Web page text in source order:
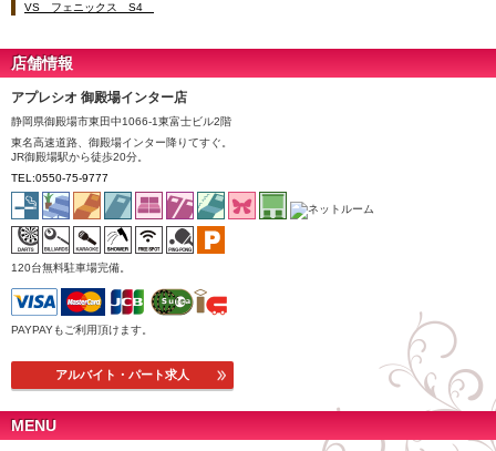
VS フェニックス S4
店舗情報
アプレシオ 御殿場インター店
静岡県御殿場市東田中1066-1東富士ビル2階
東名高速道路、御殿場インター降りてすぐ。
JR御殿場駅から徒歩20分。
TEL:0550-75-9777
120台無料駐車場完備。
PAYPAYもご利用頂けます。
アルバイト・パート求人
MENU